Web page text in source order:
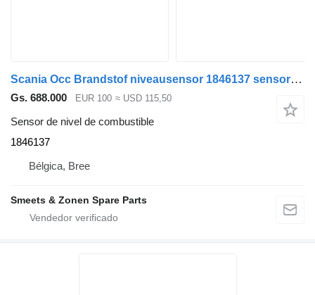
Scania Occ Brandstof niveausensor 1846137 sensor de nivel de combustible para camión
Gs. 688.000 EUR 100 ≈ USD 115,50
Sensor de nivel de combustible
1846137
Bélgica, Bree
Smeets & Zonen Spare Parts